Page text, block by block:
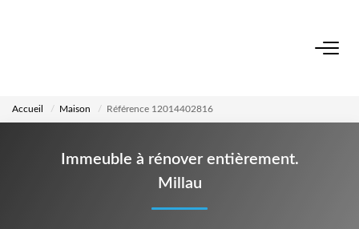
VENDRE UN BIEN
Accueil Maison Référence 12014402816
Immeuble à rénover entièrement.
Millau